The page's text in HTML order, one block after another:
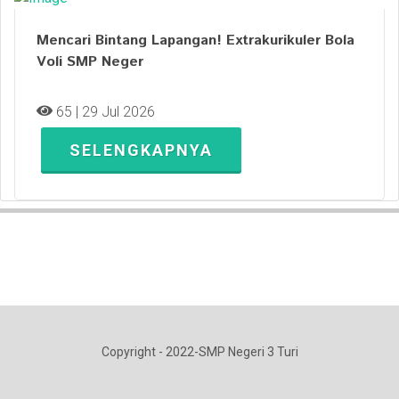
Mencari Bintang Lapangan! Extrakurikuler Bola
Voli SMP Neger
65 | 29 Jul 2026
SELENGKAPNYA
Copyright - 2022-SMP Negeri 3 Turi